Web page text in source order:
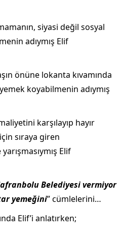
siyasi değil sosyal
adıymış Elif
önüne lokanta kıvamında
koyabilmenin adıymış
karşılayıp hayır
sıraya giren
Elif
Belediyesi vermiyor
yemeğini” cümlelerini…
Elif’i anlatırken;